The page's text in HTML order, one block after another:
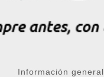
Información general